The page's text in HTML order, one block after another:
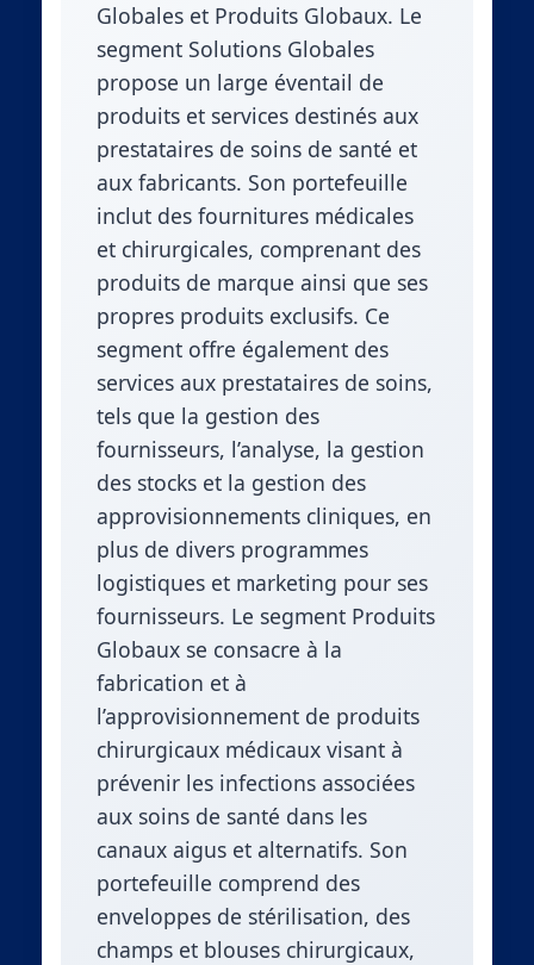
Globales et Produits Globaux. Le
segment Solutions Globales
propose un large éventail de
produits et services destinés aux
prestataires de soins de santé et
aux fabricants. Son portefeuille
inclut des fournitures médicales
et chirurgicales, comprenant des
produits de marque ainsi que ses
propres produits exclusifs. Ce
segment offre également des
services aux prestataires de soins,
tels que la gestion des
fournisseurs, l’analyse, la gestion
des stocks et la gestion des
approvisionnements cliniques, en
plus de divers programmes
logistiques et marketing pour ses
fournisseurs. Le segment Produits
Globaux se consacre à la
fabrication et à
l’approvisionnement de produits
chirurgicaux médicaux visant à
prévenir les infections associées
aux soins de santé dans les
canaux aigus et alternatifs. Son
portefeuille comprend des
enveloppes de stérilisation, des
champs et blouses chirurgicaux,